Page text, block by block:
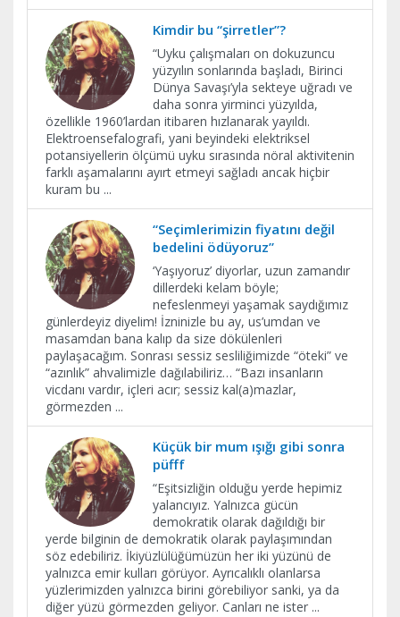
Kimdir bu “şirretler”?
“Uyku çalışmaları on dokuzuncu
yüzyılın sonlarında başladı, Birinci
Dünya Savaşı’yla sekteye uğradı ve
daha sonra yirminci yüzyılda,
özellikle 1960’lardan itibaren hızlanarak yayıldı.
Elektroensefalografi, yani beyindeki elektriksel
potansiyellerin ölçümü uyku sırasında nöral aktivitenin
farklı aşamalarını ayırt etmeyi sağladı ancak hiçbir
kuram bu ...
“Seçimlerimizin fiyatını değil
bedelini ödüyoruz”
‘Yaşıyoruz’ diyorlar, uzun zamandır
dillerdeki kelam böyle;
nefeslenmeyi yaşamak saydığımız
günlerdeyiz diyelim! İzninizle bu ay, us’umdan ve
masamdan bana kalıp da size dökülenleri
paylaşacağım. Sonrası sessiz sesliliğimizde “öteki” ve
“azınlık” ahvalimizle dağılabiliriz… “Bazı insanların
vicdanı vardır, içleri acır; sessiz kal(a)mazlar,
görmezden ...
Küçük bir mum ışığı gibi sonra
püfff
“Eşitsizliğin olduğu yerde hepimiz
yalancıyız. Yalnızca gücün
demokratik olarak dağıldığı bir
yerde bilginin de demokratik olarak paylaşımından
söz edebiliriz. İkiyüzlülüğümüzün her iki yüzünü de
yalnızca emir kulları görüyor. Ayrıcalıklı olanlarsa
yüzlerimizden yalnızca birini görebiliyor sanki, ya da
diğer yüzü görmezden geliyor. Canları ne ister ...